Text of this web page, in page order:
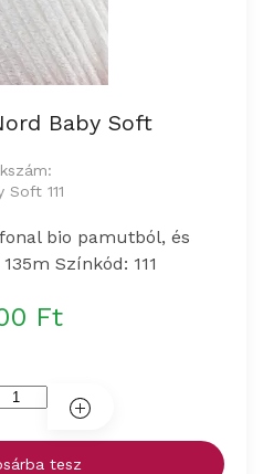
Baby Soft
Soft 111
bio pamutból, és
Színkód: 111
Ft
tesz